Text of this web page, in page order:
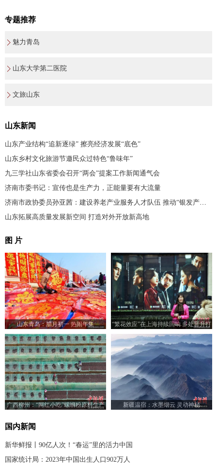
专题推荐
魅力青岛
山东大学第二医院
文旅山东
山东新闻
山东产业结构“追新逐绿” 擦亮经济发展“底色”
山东乡村文化旅游节邀民众过特色“鲁味年”
九三学社山东省委会召开“两会”提案工作新闻通气会
济南市委书记：宣传也是生产力，正能量要有大流量
山东拓展高质量发展新空间 打造对外开放新高地
图 片
山东青岛：腊月初一 热闹年集
“繁花效应”在上海持续回响 多处晋升打
卡热地
广西柳州：“网红小吃”螺蛳粉原料生产
新疆温宿：水墨烟云 灵动神秘
国内新闻
新华鲜报丨90亿人次！“春运”里的活力中国
国家统计局：2023年中国出生人口902万人